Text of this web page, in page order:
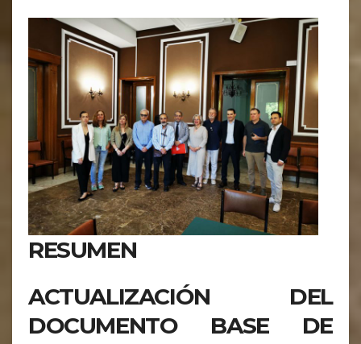
RESUMEN
ACTUALIZACIÓN DEL
DOCUMENTO BASE DE